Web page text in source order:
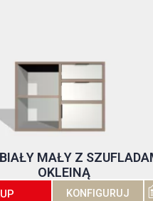
MAŁY Z
OKLEINĄ
KONFIGURUJ